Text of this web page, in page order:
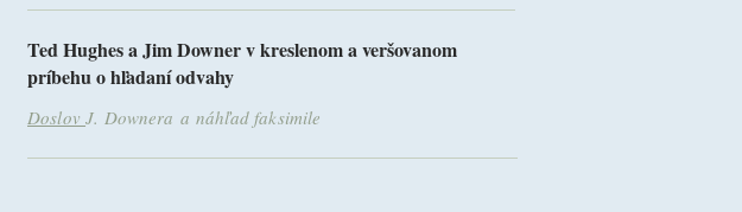
Ted Hughes a Jim Downer v kreslenom a veršovanom
príbehu o hľadaní odvahy
DoslovJ. Downera a náhľad faksimile